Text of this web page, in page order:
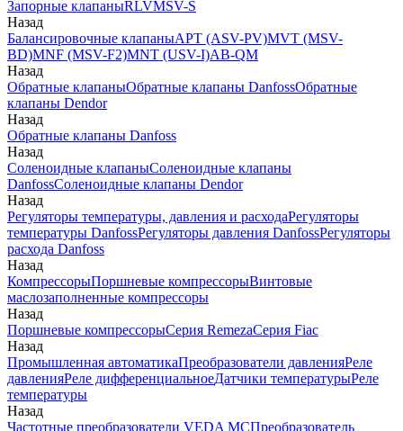
Запорные клапаныRLVMSV-S
Назад
Балансировочные клапаныAPT (ASV-PV)MVT (MSV-
BD)MNF (MSV-F2)MNT (USV-I)AB-QM
Назад
Обратные клапаныОбратные клапаны DanfossОбратные
клапаны Dendor
Назад
Обратные клапаны Danfoss
Назад
Соленоидные клапаныСоленоидные клапаны
DanfossСоленоидные клапаны Dendor
Назад
Регуляторы температуры, давления и расходаРегуляторы
температуры DanfossРегуляторы давления DanfossРегуляторы
расхода Danfoss
Назад
КомпрессорыПоршневые компрессорыВинтовые
маслозаполненные компрессоры
Назад
Поршневые компрессорыСерия RemezaСерия Fiac
Назад
Промышленная автоматикаПреобразователи давленияРеле
давленияРеле дифференциальноеДатчики температурыРеле
температуры
Назад
Частотные преобразователи VEDA MCПреобразователь